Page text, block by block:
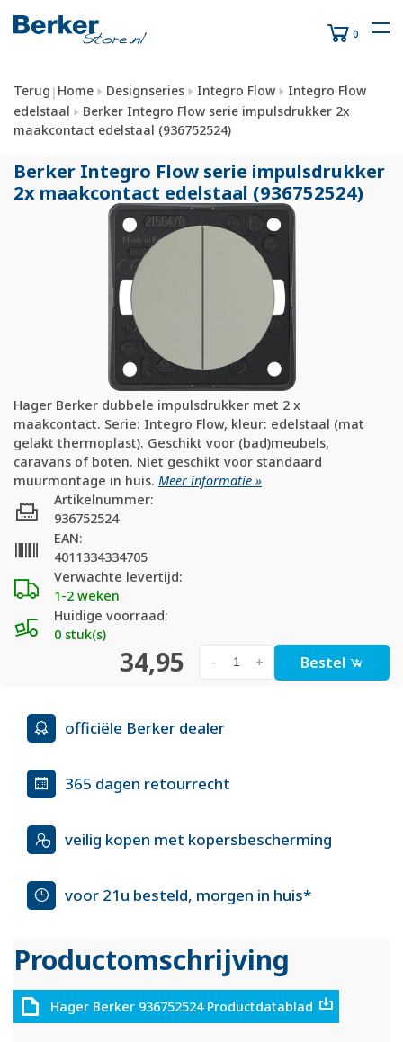
0
Terug | Home Designseries Integro Flow
Integro Flow
edelstaal
Berker Integro Flow serie impulsdrukker 2x
maakcontact edelstaal (936752524)
Berker Integro Flow serie impulsdrukker
2x maakcontact edelstaal (936752524)
Hager Berker dubbele impulsdrukker met 2 x
maakcontact. Serie: Integro Flow, kleur: edelstaal (mat
gelakt thermoplast). Geschikt voor (bad)meubels,
caravans of boten. Niet geschikt voor standaard
muurmontage in huis. Meer informatie »
Verwachte levertijd:
1-2 weken
Huidige voorraad:
0 stuk(s)
Artikelnummer:
936752524
EAN:
4011334334705
34,95 +
- Bestel
officiële Berker dealer
365 dagen retourrecht
veilig kopen met kopersbescherming
voor 21u besteld, morgen in huis*
Productomschrijving
Hager Berker 936752524 Productdatablad